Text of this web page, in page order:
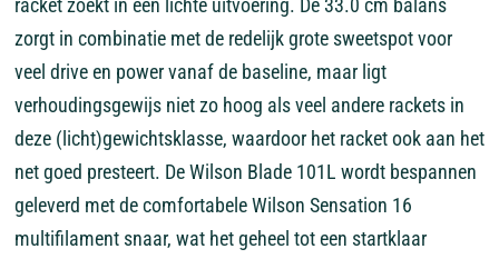
racket zoekt in een lichte uitvoering. De 33.0 cm balans
zorgt in combinatie met de redelijk grote sweetspot voor
veel drive en power vanaf de baseline, maar ligt
verhoudingsgewijs niet zo hoog als veel andere rackets in
deze (licht)gewichtsklasse, waardoor het racket ook aan het
net goed presteert. De Wilson Blade 101L wordt bespannen
geleverd met de comfortabele Wilson Sensation 16
multifilament snaar, wat het geheel tot een startklaar